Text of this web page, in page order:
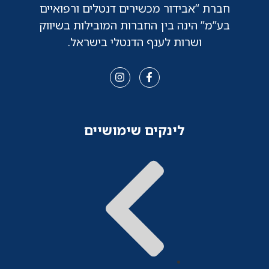
חברת “אבידור מכשירים דנטלים ורפואיים
בע”מ” הינה בין החברות המובילות בשיווק
ושרות לענף הדנטלי בישראל.
לינקים שימושיים